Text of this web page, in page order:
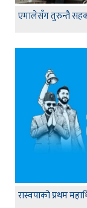
एमालेसँग तुरुन्तै
रास्वपाको प्रथम